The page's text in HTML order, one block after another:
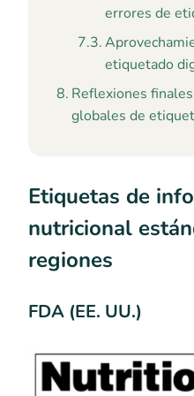
errores de
etiquetado
Reflexiones
globales de
Etiquetas de
nutricional
regiones
FDA (EE. UU.)